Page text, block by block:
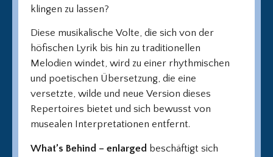
klingen zu lassen?
Diese musikalische Volte, die sich von der
höfischen Lyrik bis hin zu traditionellen
Melodien windet, wird zu einer rhythmischen
und poetischen Übersetzung, die eine
versetzte, wilde und neue Version dieses
Repertoires bietet und sich bewusst von
musealen Interpretationen entfernt.
What’s Behind – enlarged beschäftigt sich